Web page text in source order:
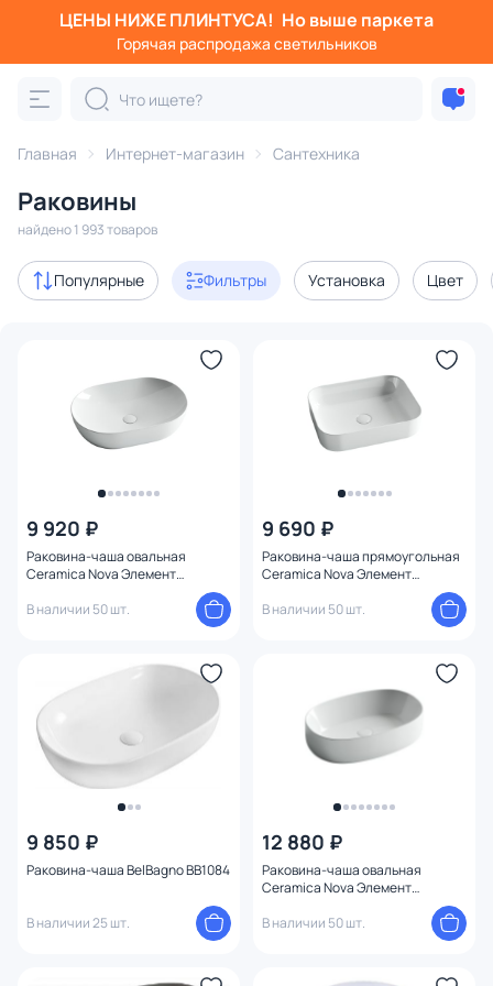
ЦЕНЫ НИЖЕ ПЛИНТУСА! Но выше паркета
Горячая распродажа светильников
Главная Интернет-магазин Сантехника
Раковины
найдено 1 993 товаров
Популярные Фильтры Установка Цвет
9 920 ₽
Раковина-чаша овальная
Ceramica Nova Элемент
В наличии 50 шт.
9 690 ₽
Раковина-чаша прямоугольная
Ceramica Nova Элемент
В наличии 50 шт.
9 850 ₽
Раковина-чаша BelBagno BB1084
В наличии 25 шт.
12 880 ₽
Раковина-чаша овальная
Ceramica Nova Элемент
В наличии 50 шт.
Фильтры
Категория: Раковины
накладные подвесные раковины с тумбой
Акции 87
с 3D-моделями
Доставка
Бренд
Страна
Форма